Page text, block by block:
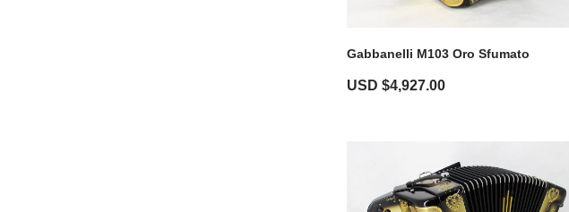
Gabbanelli M103 Oro Sfumato
USD $4,927.00